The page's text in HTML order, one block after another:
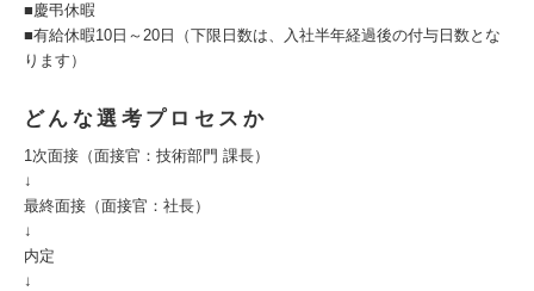
■慶弔休暇
■有給休暇10日～20日（下限日数は、入社半年経過後の付与日数とな
ります）
どんな選考プロセスか
1次面接（面接官：技術部門 課長）
↓
最終面接（面接官：社長）
↓
内定
↓